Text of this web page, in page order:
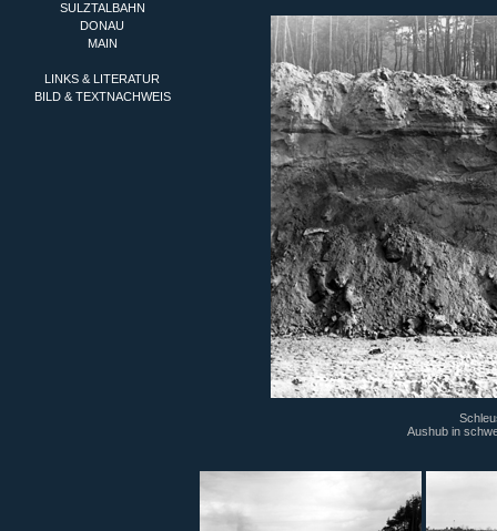
SULZTALBAHN
DONAU
MAIN
LINKS & LITERATUR
BILD & TEXTNACHWEIS
Aushub in